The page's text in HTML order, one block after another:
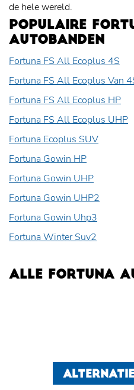
de hele wereld.
POPULAIRE
AUTOBANDEN
Fortuna FS All Ecoplus 4S
Fortuna FS All Ecoplus Van
Fortuna FS All Ecoplus HP
Fortuna FS All Ecoplus UHP
Fortuna Ecoplus SUV
Fortuna Gowin HP
Fortuna Gowin UHP
Fortuna Gowin UHP2
Fortuna Gowin Uhp3
Fortuna Winter Suv2
ALLE FORTUNA